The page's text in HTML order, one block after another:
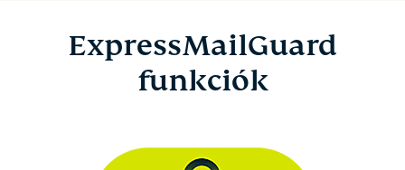
ExpressMailGuard
funkciók